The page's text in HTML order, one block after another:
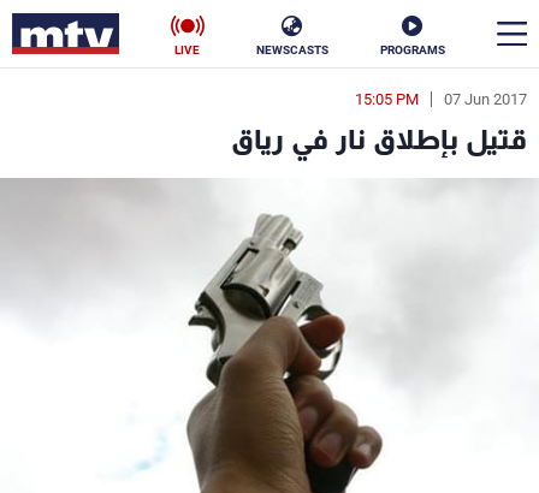
PROGRAMS
NEWSCASTS
LIVE
07 Jun 2017
15:05 PM
قتيل بإطلاق نار في رياق
en
الأخبار
ناس
فن
رياضة